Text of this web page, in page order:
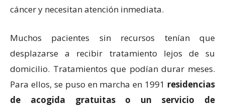
cáncer y necesitan atención inmediata.
Muchos pacientes sin recursos tenían que
desplazarse a recibir tratamiento lejos de su
domicilio. Tratamientos que podían durar meses.
Para ellos, se puso en marcha en 1991 residencias
de acogida gratuitas o un servicio de